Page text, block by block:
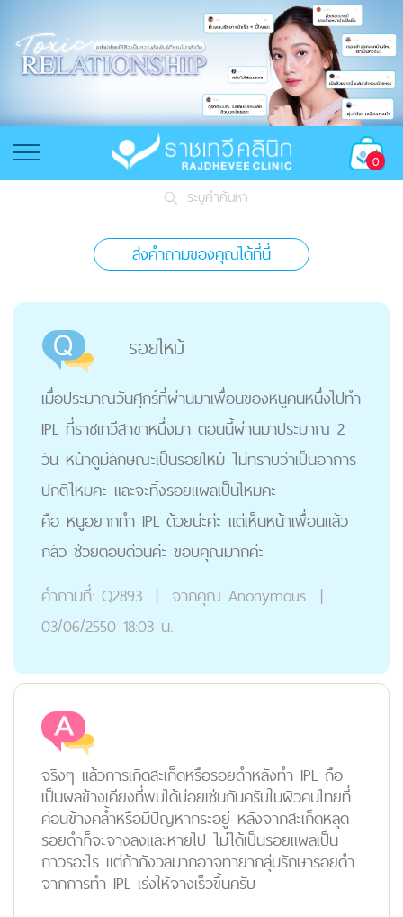
0
ระบุคำค้นหา
ส่งคำถามของคุณได้ที่นี่
รอยไหม้
เมื่อประมาณวันศุกร์ที่ผ่านมาเพื่อนของหนูคนหนึ่งไปทํา
IPL ที่ราชเทวีสาขาหนึ่งมา ตอนนี้ผ่านมาประมาณ 2
วัน หน้าดูมีลักษณะเป็นรอยไหม้ ไม่ทราบว่าเป็นอาการ
ปกติไหมคะ และจะทิ้งรอยแผลเป็นไหมคะ
คือ หนูอยากทํา IPL ด้วยน่ะค่ะ แต่เห็นหน้าเพื่อนแล้ว
กลัว ช่วยตอบด่วนค่ะ ขอบคุณมากค่ะ
คำถามที่: Q2893 | จากคุณ Anonymous |
03/06/2550 18:03 น.
จริงๆ แล้วการเกิดสะเก็ดหรือรอยดำหลังทำ IPL ถือ
เป็นผลข้างเคียงที่พบได้บ่อยเช่นกันครับในผิวคนไทยที่
ค่อนข้างคล้ำหรือมีปัญหากระอยู่ หลังจากสะเก็ดหลุด
รอยดำก็จะจางลงและหายไป ไม่ได้เป็นรอยแผลเป็น
ถาวรอะไร แต่ถ้ากังวลมากอาจทายากลุ่มรักษารอยดำ
จากการทำ IPL เร่งให้จางเร็วขึ้นครับ